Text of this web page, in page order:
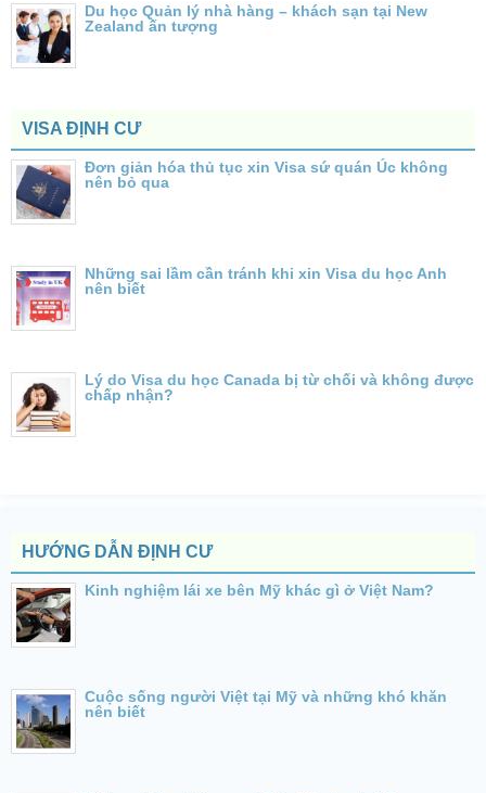
Du học Quản lý nhà hàng – khách sạn tại New
Zealand ấn tượng
VISA ĐỊNH CƯ
Đơn giản hóa thủ tục xin Visa sứ quán Úc không
nên bỏ qua
Những sai lầm cần tránh khi xin Visa du học Anh
nên biết
Lý do Visa du học Canada bị từ chối và không được
chấp nhận?
HƯỚNG DẪN ĐỊNH CƯ
Kinh nghiệm lái xe bên Mỹ khác gì ở Việt Nam?
Cuộc sống người Việt tại Mỹ và những khó khăn
nên biết